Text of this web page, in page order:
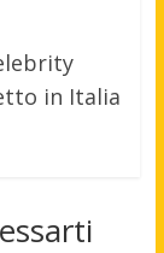
in Italia